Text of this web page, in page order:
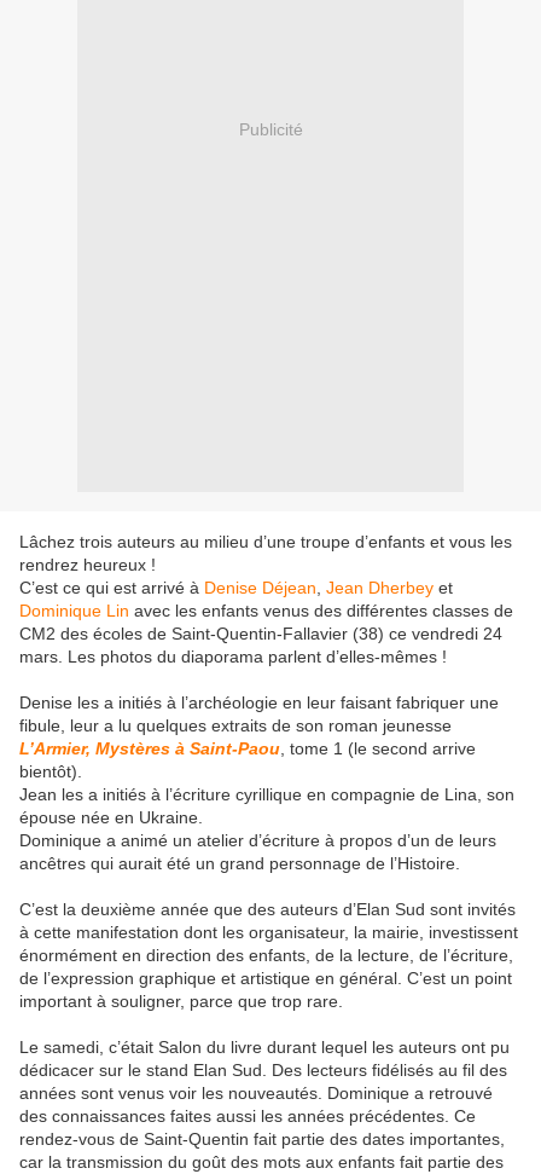
Publicité
Lâchez trois auteurs au milieu d’une troupe d’enfants et vous les
rendrez heureux !
C’est ce qui est arrivé à Denise Déjean Jean Dherbey et
Dominique Lin avec les enfants venus des différentes classes de
CM2 des écoles de Saint-Quentin-Fallavier (38) ce vendredi 24
mars. Les photos du diaporama parlent d’elles-mêmes !
Denise les a initiés à l’archéologie en leur faisant fabriquer une
fibule, leur a lu quelques extraits de son roman jeunesse
L’Armier, Mystères à Saint-Paou , tome 1 (le second arrive
bientôt).
Jean les a initiés à l’écriture cyrillique en compagnie de Lina, son
épouse née en Ukraine.
Dominique a animé un atelier d’écriture à propos d’un de leurs
ancêtres qui aurait été un grand personnage de l’Histoire.
C’est la deuxième année que des auteurs d’Elan Sud sont invités
à cette manifestation dont les organisateur, la mairie, investissent
énormément en direction des enfants, de la lecture, de l’écriture,
de l’expression graphique et artistique en général. C’est un point
important à souligner, parce que trop rare.
Le samedi, c’était Salon du livre durant lequel les auteurs ont pu
dédicacer sur le stand Elan Sud. Des lecteurs fidélisés au fil des
années sont venus voir les nouveautés. Dominique a retrouvé
des connaissances faites aussi les années précédentes. Ce
rendez-vous de Saint-Quentin fait partie des dates importantes,
car la transmission du goût des mots aux enfants fait partie des